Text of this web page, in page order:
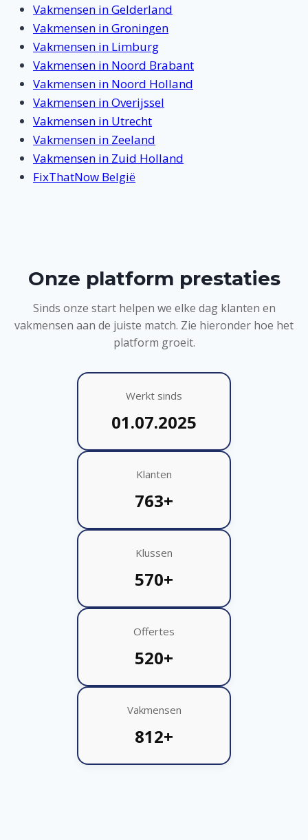
Vakmensen in Gelderland
Vakmensen in Groningen
Vakmensen in Limburg
Vakmensen in Noord Brabant
Vakmensen in Noord Holland
Vakmensen in Overijssel
Vakmensen in Utrecht
Vakmensen in Zeeland
Vakmensen in Zuid Holland
FixThatNow België
Onze platform prestaties
Sinds onze start helpen we elke dag klanten en
vakmensen aan de juiste match. Zie hieronder hoe het
platform groeit.
Werkt sinds
01.07.2025
Klanten
763+
Klussen
570+
Offertes
520+
Vakmensen
812+